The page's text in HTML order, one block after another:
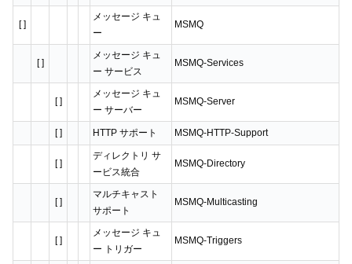
[ ]
メッセージ キュ
ー
MSMQ
[ ]
メッセージ キュ
ー サービス
MSMQ-Services
[ ]
メッセージ キュ
ー サーバー
MSMQ-Server
[ ] HTTP サポート MSMQ-HTTP-Support
[ ]
ディレクトリ サ
ービス統合
MSMQ-Directory
[ ]
マルチキャスト
サポート
MSMQ-Multicasting
[ ]
メッセージ キュ
ー トリガー
MSMQ-Triggers